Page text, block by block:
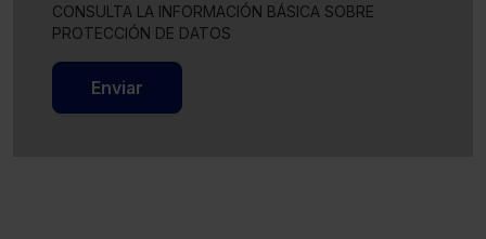
CONSULTA LA INFORMACIÓN BÁSICA SOBRE
PROTECCIÓN DE DATOS
Enviar